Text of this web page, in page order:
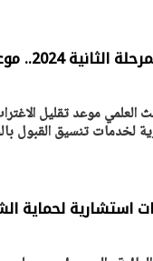
وشروط تقليل الاغتراب
استشارية
الرئاسية بطرح وحدات
للمواطنين